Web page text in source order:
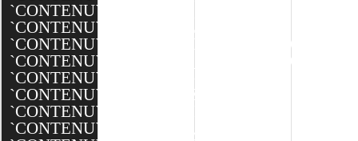
`CONTENU`.`BANNIERE_M`,
`CONTENU`.`EQUIPEMENTS`,
`CONTENU`.`DESCRIPTION_TECHNIQUES`,
`CONTENU`.`AFFICHER_PORTFOLIO`,
`CONTENU`.`SEO_SLUG`,
`CONTENU`.`SEO_TITLE`,
`CONTENU`.`SEO_DESCRIPTION`,
`CONTENU`.`CREATED`,